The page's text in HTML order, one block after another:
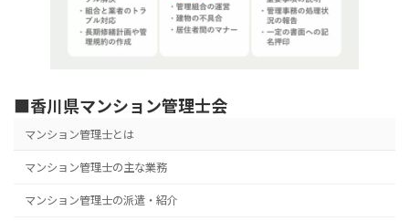
■香川県マンション管理士会
マンション管理士とは
マンション管理士の主な業務
マンション管理士の派遣・紹介